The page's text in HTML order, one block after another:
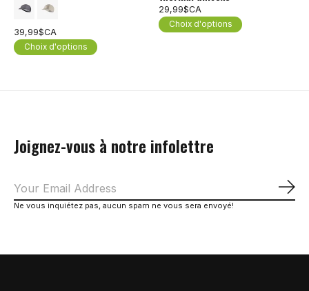
39,99$CA
Choix d'options
29,99$CA
Choix d'options
Joignez-vous à notre infolettre
Ne vous inquiétez pas, aucun spam ne vous sera envoyé!